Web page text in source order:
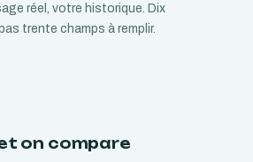
réel, votre historique. Dix
trente champs à remplir.
on compare